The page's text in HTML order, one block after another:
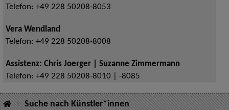
Telefon: +49 228 50208-8053
Vera Wendland
Telefon: +49 228 50208-8008
Assistenz: Chris Joerger | Suzanne Zimmermann
Telefon: +49 228 50208-8010 | -8085
Suche nach Künstler*innen